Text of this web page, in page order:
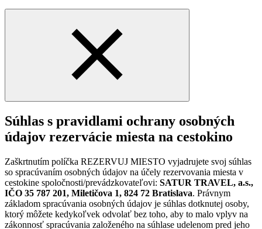
Súhlas s pravidlami ochrany osobných
údajov rezervácie miesta na cestokino
Zaškrtnutím políčka REZERVUJ MIESTO vyjadrujete svoj súhlas
so spracúvaním osobných údajov na účely rezervovania miesta v
cestokine spoločnosti/prevádzkovateľovi: SATUR TRAVEL, a.s.,
IČO 35 787 201, Miletičova 1, 824 72 Bratislava. Právnym
základom spracúvania osobných údajov je súhlas dotknutej osoby,
ktorý môžete kedykoľvek odvolať bez toho, aby to malo vplyv na
zákonnosť spracúvania založeného na súhlase udelenom pred jeho